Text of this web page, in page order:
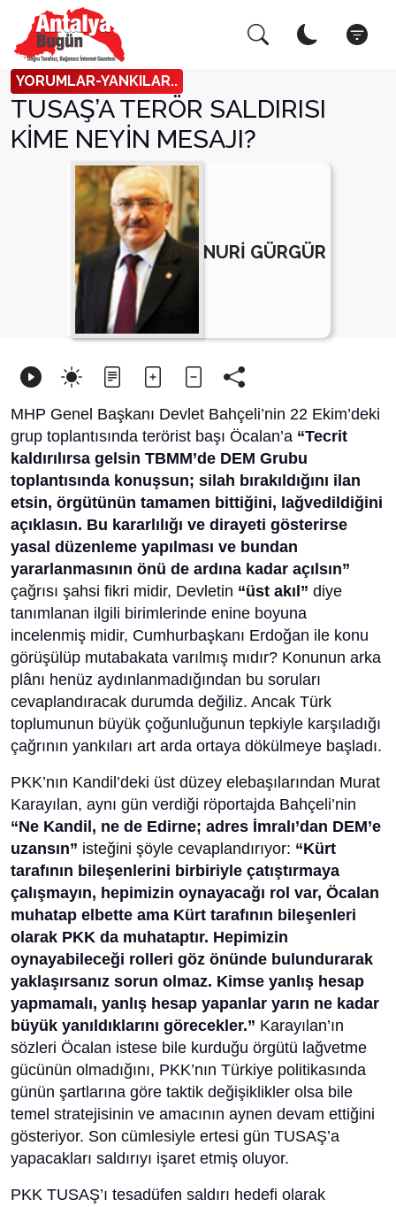
YORUMLAR-YANKILAR..
TUSAŞ’A TERÖR SALDIRISI
KİME NEYİN MESAJI?
NURİ GÜRGÜR
MHP Genel Başkanı Devlet Bahçeli’nin 22 Ekim’deki
grup toplantısında terörist başı Öcalan’a “Tecrit
kaldırılırsa gelsin TBMM’de DEM Grubu
toplantısında konuşsun; silah bırakıldığını ilan
etsin, örgütünün tamamen bittiğini, lağvedildiğini
açıklasın. Bu kararlılığı ve dirayeti gösterirse
yasal düzenleme yapılması ve bundan
yararlanmasının önü de ardına kadar açılsın”
çağrısı şahsi fikri midir, Devletin “üst akıl” diye
tanımlanan ilgili birimlerinde enine boyuna
incelenmiş midir, Cumhurbaşkanı Erdoğan ile konu
görüşülüp mutabakata varılmış mıdır? Konunun arka
plânı henüz aydınlanmadığından bu soruları
cevaplandıracak durumda değiliz. Ancak Türk
toplumunun büyük çoğunluğunun tepkiyle karşıladığı
çağrının yankıları art arda ortaya dökülmeye başladı.
PKK’nın Kandil’deki üst düzey elebaşılarından Murat
Karayılan, aynı gün verdiği röportajda Bahçeli’nin
“Ne Kandil, ne de Edirne; adres İmralı’dan DEM’e
uzansın” isteğini şöyle cevaplandırıyor: “Kürt
tarafının bileşenlerini birbiriyle çatıştırmaya
çalışmayın, hepimizin oynayacağı rol var, Öcalan
muhatap elbette ama Kürt tarafının bileşenleri
olarak PKK da muhataptır. Hepimizin
oynayabileceği rolleri göz önünde bulundurarak
yaklaşırsanız sorun olmaz. Kimse yanlış hesap
yapmamalı, yanlış hesap yapanlar yarın ne kadar
büyük yanıldıklarını görecekler.” Karayılan’ın
sözleri Öcalan istese bile kurduğu örgütü lağvetme
gücünün olmadığını, PKK’nın Türkiye politikasında
günün şartlarına göre taktik değişiklikler olsa bile
temel stratejisinin ve amacının aynen devam ettiğini
gösteriyor. Son cümlesiyle ertesi gün TUSAŞ’a
yapacakları saldırıyı işaret etmiş oluyor.
PKK TUSAŞ’ı tesadüfen saldırı hedefi olarak
Arama Yap! Kapat